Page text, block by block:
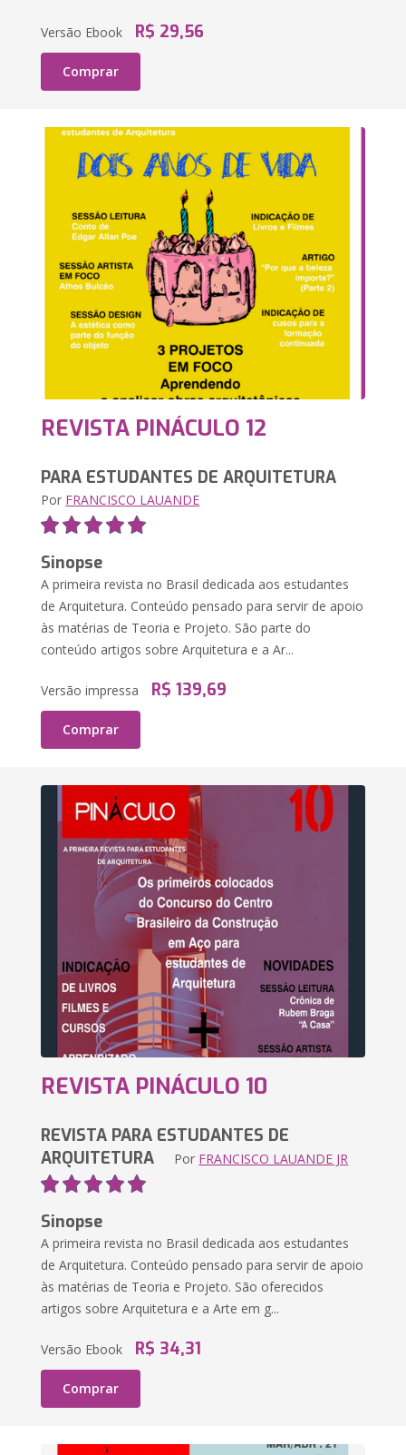
Versão Ebook R$ 29,56
Comprar
REVISTA PINÁCULO 12
PARA ESTUDANTES DE ARQUITETURA
Por FRANCISCO LAUANDE
Sinopse
A primeira revista no Brasil dedicada aos estudantes
de Arquitetura. Conteúdo pensado para servir de apoio
às matérias de Teoria e Projeto. São parte do
conteúdo artigos sobre Arquitetura e a Ar...
Versão impressa R$ 139,69
Comprar
REVISTA PINÁCULO 10
REVISTA PARA ESTUDANTES DE
ARQUITETURA Por FRANCISCO LAUANDE JR
Sinopse
A primeira revista no Brasil dedicada aos estudantes
de Arquitetura. Conteúdo pensado para servir de apoio
às matérias de Teoria e Projeto. São oferecidos
artigos sobre Arquitetura e a Arte em g...
Versão Ebook R$ 34,31
Comprar